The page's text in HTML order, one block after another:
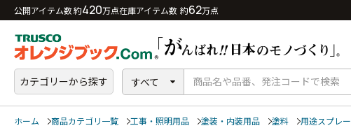
公開アイテム数 約420万点在庫アイテム数 約62万点
カテゴリーから探す すべて
ホーム 商品カテゴリ一覧 工事・照明用品 塗装・内装用品 塗料 用途スプレー